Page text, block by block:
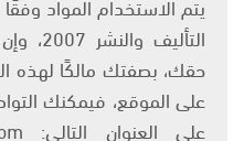
حقك، بصفتك مالكًا لهذه
على الموقع، فيمكنك